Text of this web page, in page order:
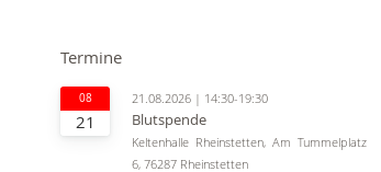
Termine
08
21
21.08.2026 | 14:30-19:30
Blutspende
Keltenhalle Rheinstetten, Am Tummelplatz
6, 76287 Rheinstetten